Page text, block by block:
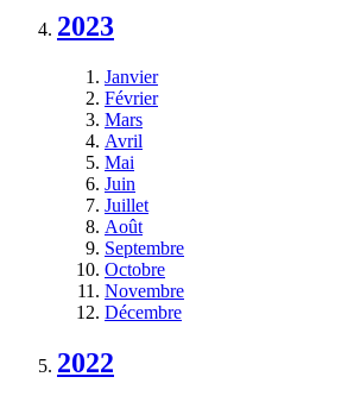
2023
Janvier
Février
Mars
Avril
Mai
Juin
Juillet
Août
Septembre
Octobre
Novembre
Décembre
2022